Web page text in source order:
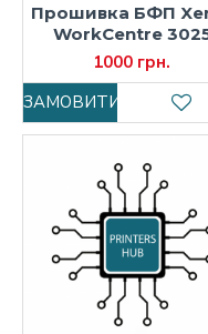
Прошивка БФП
WorkCentre
1000 грн.
ЗАМОВИТИ